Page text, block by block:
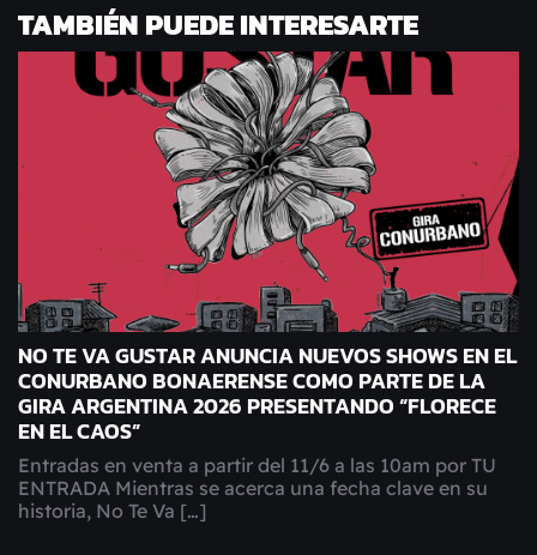
TAMBIÉN PUEDE INTERESARTE
NO TE VA GUSTAR ANUNCIA NUEVOS SHOWS EN EL
CONURBANO BONAERENSE COMO PARTE DE LA
GIRA ARGENTINA 2026 PRESENTANDO “FLORECE
EN EL CAOS”
Entradas en venta a partir del 11/6 a las 10am por TU
ENTRADA Mientras se acerca una fecha clave en su
historia, No Te Va […]